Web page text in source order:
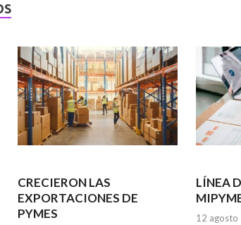
CRECIERON LAS
EXPORTACIONES DE
PYMES
LÍNEA
12 agosto